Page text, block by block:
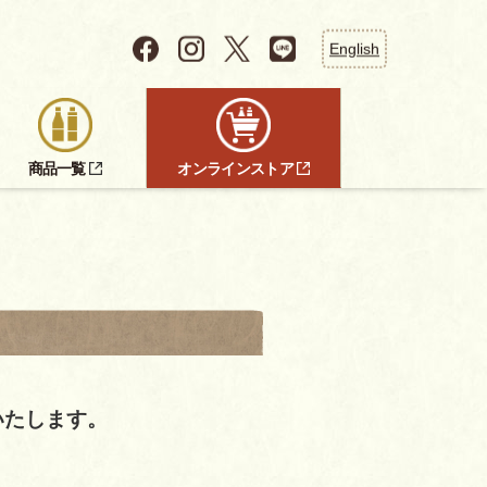
English
商品一覧 オンラインストア
します。